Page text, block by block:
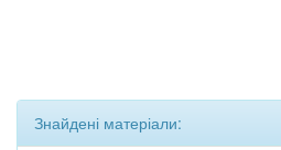
Знайдені матеріали: